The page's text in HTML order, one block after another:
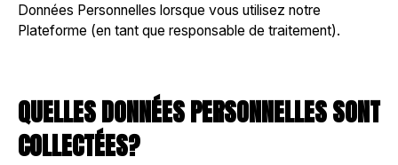
Données Personnelles lorsque vous utilisez notre
Plateforme (en tant que responsable de traitement).
QUELLES DONNÉES PERSONNELLES SONT
COLLECTÉES?